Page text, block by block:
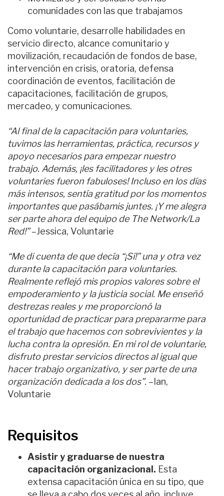
comunidades con las que trabajamos
Como voluntarie, desarrolle habilidades en
servicio directo, alcance comunitario y
movilización, recaudación de fondos de base,
intervención en crisis, oratoria, defensa
coordinación de eventos, facilitación de
capacitaciones, facilitación de grupos,
mercadeo, y comunicaciones.
“Al final de la capacitación para voluntaries,
tuvimos las herramientas, práctica, recursos y
apoyo necesarios para empezar nuestro
trabajo. Además, ¡les facilitadores y les otres
voluntaries fueron fabuloses! Incluso en los días
más intensos, sentía gratitud por los momentos
importantes que pasábamis juntes. ¡Y me alegra
ser parte ahora del equipo de The Network/La
Red!”–Jessica, Voluntarie
“Me di cuenta de que decía “¡Sí!” una y otra vez
durante la capacitación para voluntaries.
Realmente reflejó mis propios valores sobre el
empoderamiento y la justicia social. Me enseñó
destrezas reales y me proporcionó la
oportunidad de practicar para prepararme para
el trabajo que hacemos con sobrevivientes y la
lucha contra la opresión. En mi rol de voluntarie,
disfruto prestar servicios directos al igual que
hacer trabajo organizativo, y ser parte de una
organización dedicada a los dos”. –Ian,
Voluntarie
Requisitos
Asistir y graduarse de nuestra
capacitación organizacional. Esta
extensa capacitación única en su tipo, que